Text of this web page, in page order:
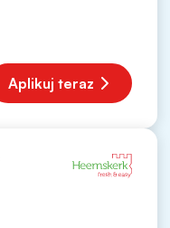
Aplikuj teraz